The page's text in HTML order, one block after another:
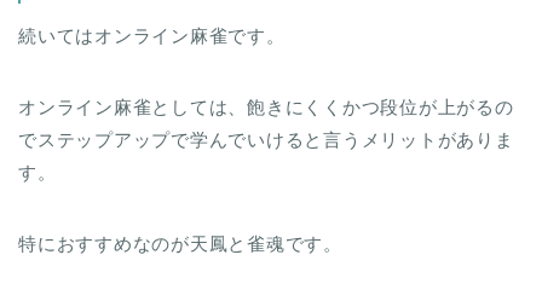
続いてはオンライン麻雀です。
オンライン麻雀としては、飽きにくくかつ段位が上がるの
でステップアップで学んでいけると言うメリットがありま
す。
特におすすめなのが天鳳と雀魂です。